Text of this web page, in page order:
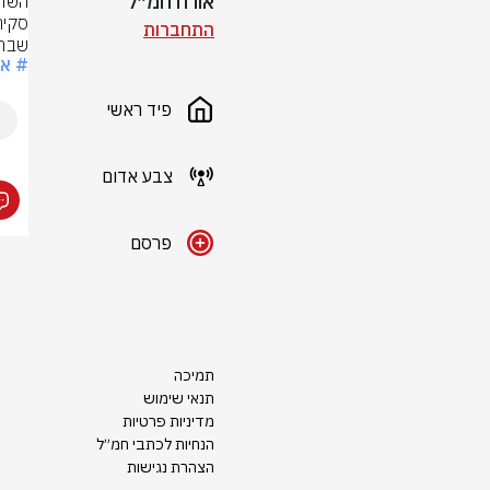
התחברות
פיד ראשי
צבע אדום
פרסם
תמיכה
תנאי שימוש
מדיניות פרטיות
הנחיות לכתבי חמ״ל
הצהרת נגישות
#